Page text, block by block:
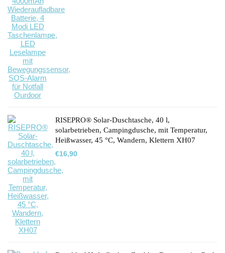
RISEPRO® Solar-Duschtasche, 40 l,
solarbetrieben, Campingdusche, mit Temperatur,
Heißwasser, 45 °C, Wandern, Klettern XH07
€16,90